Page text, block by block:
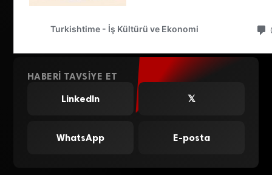
HABERI TAVSIYE ET
LinkedIn
𝕏
WhatsApp E-posta